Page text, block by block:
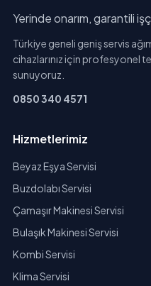
Yerinde onarım, garantili
Türkiye geneli geniş servis
cihazlarınız için profesyonel
sunuyoruz.
0850 340 4571
Hizmetlerimiz
Beyaz Eşya Servisi
Buzdolabı Servisi
Çamaşır Makinesi Servisi
Bulaşık Makinesi Servisi
Kombi Servisi
Klima Servisi